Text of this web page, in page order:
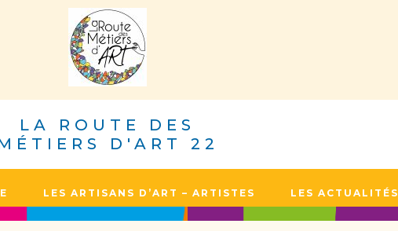
LA ROUTE DES
D'ART 22
LES ARTISANS D’ART – ARTISTES LES ACTUALITÉS